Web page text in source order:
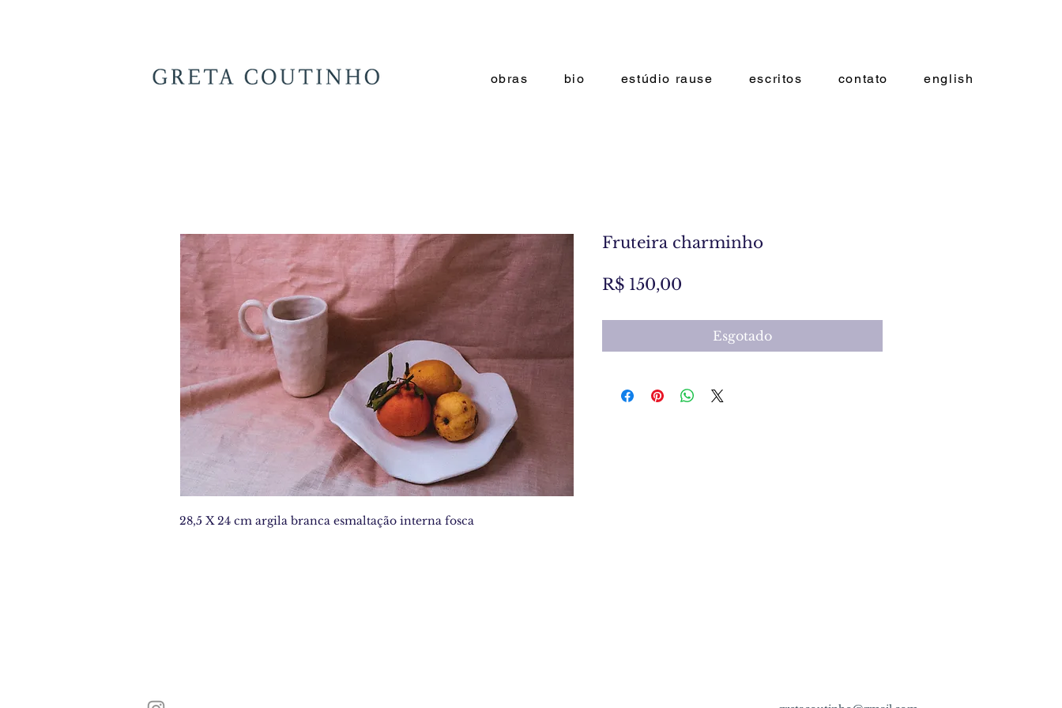
obras bio estúdio rause escritos contato english
28,5 X 24 cm argila branca esmaltação interna fosca
Fruteira charminho
R$ 150,00
Esgotado